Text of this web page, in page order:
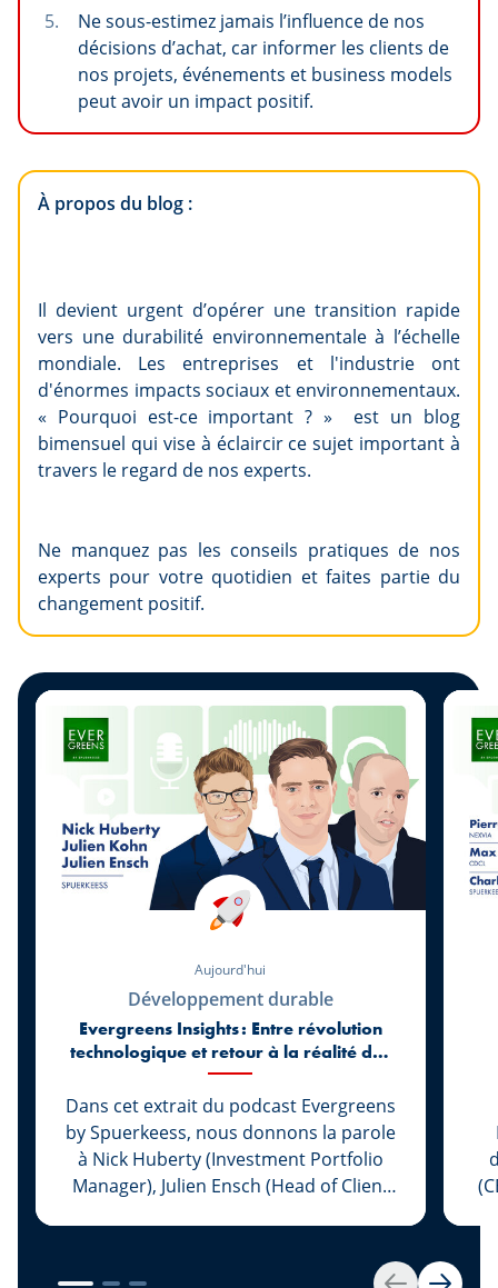
Ne sous-estimez jamais l’influence de nos
décisions d’achat, car informer les clients de
nos projets, événements et business models
peut avoir un impact positif.
À propos du blog :
Il devient urgent d’opérer une transition rapide
vers une durabilité environnementale à l’échelle
mondiale. Les entreprises et l'industrie ont
d'énormes impacts sociaux et environnementaux.
« Pourquoi est-ce important ? » est un blog
bimensuel qui vise à éclaircir ce sujet important à
travers le regard de nos experts.
Ne manquez pas les conseils pratiques de nos
experts pour votre quotidien et faites partie du
changement positif.
Aujourd'hui
Développement durable
Evergreens Insights : Entre révolution
technologique et retour à la réalité des
marchés
Dans cet extrait du podcast Evergreens
by Spuerkeess, nous donnons la parole
à Nick Huberty (Investment Portfolio
Manager), Julien Ensch (Head of Client
pour revenir sur les six premiers mois